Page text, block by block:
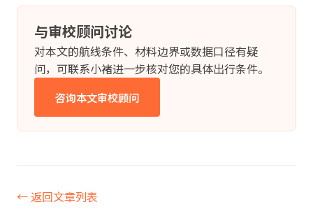
与审校顾问讨论
对本文的航线条件、材料边界或数据口径有疑
问，可联系小褚进一步核对您的具体出行条件。
咨询本文审校顾问
← 返回文章列表